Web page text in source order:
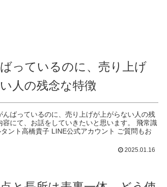
っているのに、売り上げ
人の残念な特徴
んばっているのに、売り上げが上がらない人の残
容にて、お話をしていきたいと思います。 飛常識
ント高橋貴子 LINE公式アカウント ご質問もお
2025.01.16